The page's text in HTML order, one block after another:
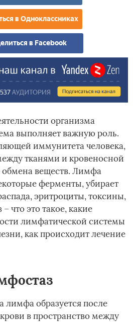
в Одноклассниках
в Facebook
организма
выполняет важную роль.
иммунитета человека,
тканями и кровеносной
обмена веществ. Лимфа
ферменты, убирает
эритроциты, токсины,
что это такое, какие
лимфатической системы
как происходит лечение
лимфа образуется после
в пространство между